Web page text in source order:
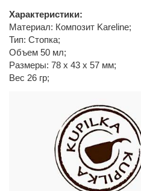
Характеристики:
Материал: Композит Kareline;
Тип: Стопка;
Объем 50 мл;
Размеры: 78 х 43 х 57 мм;
Вес 26 гр;